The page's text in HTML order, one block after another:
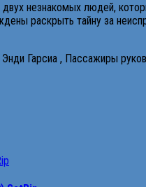
незнакомых людей,
раскрыть тайну за
Гарсиа , Пассажиры